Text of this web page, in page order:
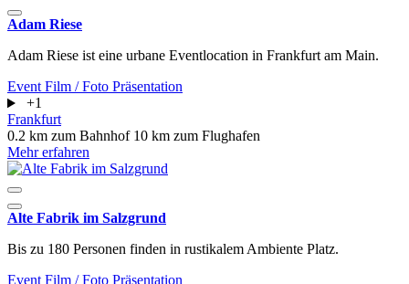
Adam Riese
Adam Riese ist eine urbane Eventlocation in Frankfurt am Main.
Event Film / Foto Präsentation
+1
Frankfurt
0.2 km zum Bahnhof 10 km zum Flughafen
Mehr erfahren
Alte Fabrik im Salzgrund
Bis zu 180 Personen finden in rustikalem Ambiente Platz.
Event Film / Foto Präsentation